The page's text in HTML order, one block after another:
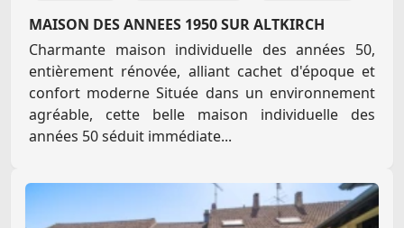
MAISON DES ANNEES 1950 SUR ALTKIRCH
Charmante maison individuelle des années 50,
entièrement rénovée, alliant cachet d'époque et
confort moderne Située dans un environnement
agréable, cette belle maison individuelle des
années 50 séduit immédiate...